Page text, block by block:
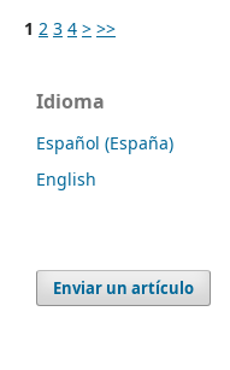
1 2 3 4 > >>
Idioma
Español (España)
English
Enviar un artículo